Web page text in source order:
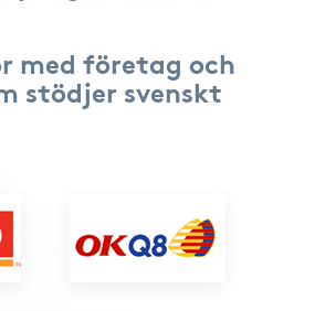
med företag och
stödjer svenskt